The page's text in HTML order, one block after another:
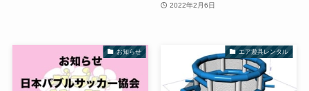
2022年2月6日
お知らせ エア遊具レンタル